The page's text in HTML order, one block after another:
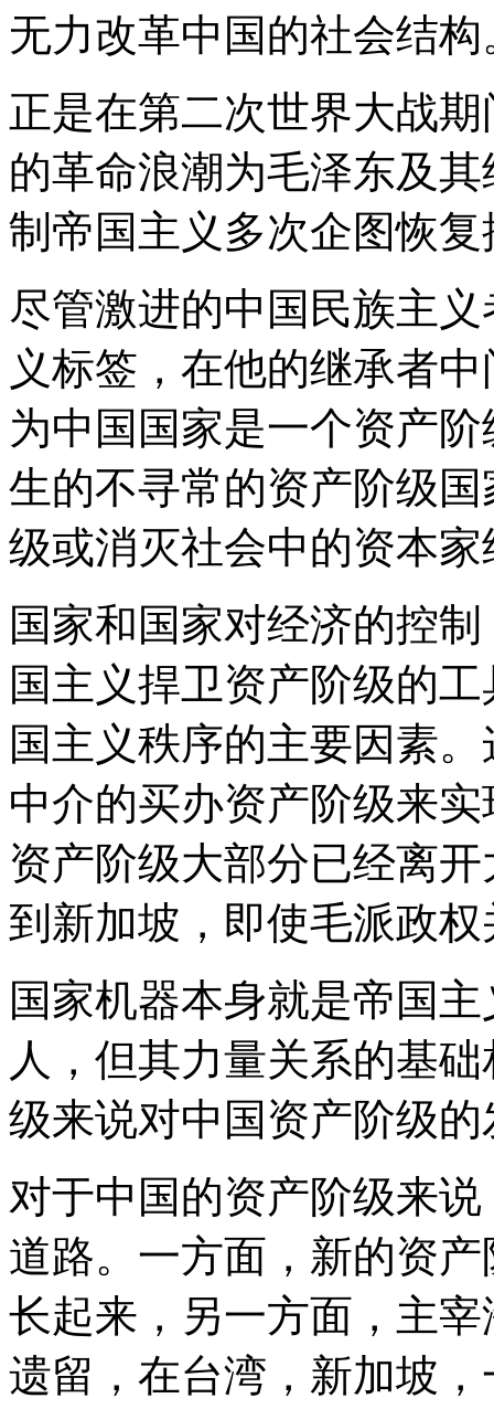
无力改革中国的社会结构
正是在第二次世界大战
的革命浪潮为毛泽东及
制帝国主义多次企图恢
尽管激进的中国民族主
义标签，在他的继承者
为中国国家是一个资产
生的不寻常的资产阶级
级或消灭社会中的资本家
国家和国家对经济的控
国主义捍卫资产阶级的
国主义秩序的主要因素
中介的买办资产阶级来
资产阶级大部分已经离
到新加坡，即使毛派政
国家机器本身就是帝国
人，但其力量关系的基
级来说对中国资产阶级
对于中国的资产阶级来
道路。一方面，新的资
长起来，另一方面，主
遗留，在台湾，新加坡